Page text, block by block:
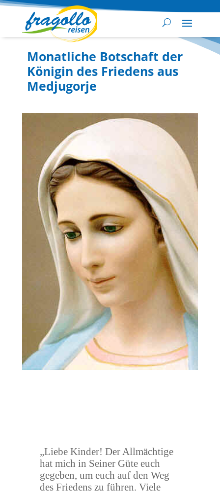
Monatliche Botschaft der
Königin des Friedens aus
Medjugorje
„Liebe Kinder! Der Allmächtige
hat mich in Seiner Güte euch
gegeben, um euch auf den Weg
des Friedens zu führen. Viele